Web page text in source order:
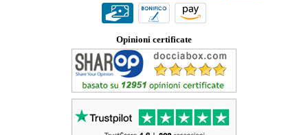
Opinioni certificate